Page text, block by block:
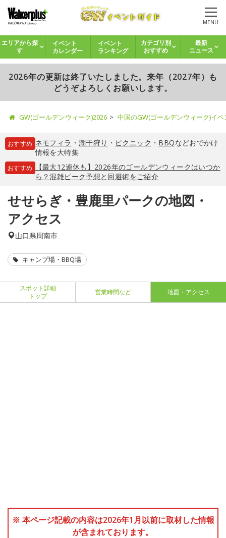
MENU
エリアから探
す
イベント
カレンダー
イベント
ランキング
カテゴリ別
おすすめ
最新
ニュース
2026年の更新は終了いたしました。来年（2027年）も
どうぞよろしくお願いします。
GW(ゴールデンウィーク)2026 中国のGW(ゴールデンウィーク)イ
おすすめ ネモフィラ ・ 潮干狩り ・ ピクニック ・ BBQなどおでかけ
情報を大特集
おすすめ
【最大12連休も】2026年のゴールデンウィークはいつか
ら？混雑ピーク予想と回避術をご紹介
せせらぎ・豊鹿里パークの地図・
アクセス
山口県周南市
キャンプ場・BBQ場
スポット詳細
トップ
営業時間など 地図・アクセス
※ 本ページ記載の内容は2026年1月以前に取材した情報
が含まれております。